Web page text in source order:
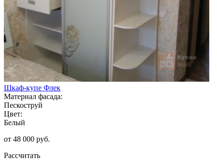
Шкаф-купе Флек
Материал фасада:
Пескоструй
Цвет:
Белый
от 48 000 руб.
Рассчитать